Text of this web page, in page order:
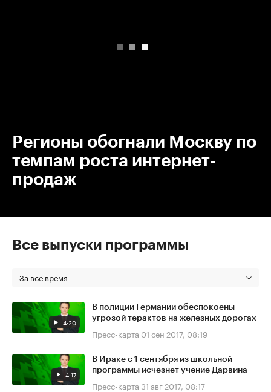
Регионы обогнали Москву по
темпам роста интернет-
продаж
Все выпуски программы
За все время
4:20
В полиции Германии обеспокоены
угрозой терактов на железных дорогах
Пресс-карта 01 сен 2017, 08:19
4:17
В Ираке с 1 сентября из школьной
программы исчезнет учение Дарвина
Пресс-карта 31 авг 2017, 08:17